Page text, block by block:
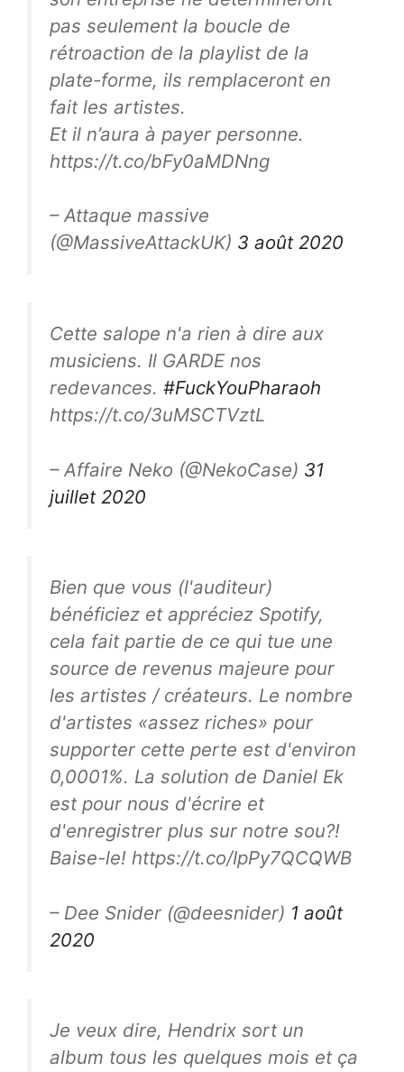
pas seulement la boucle de
rétroaction de la playlist de la
plate-forme, ils remplaceront en
fait les artistes.
Et il n’aura à payer personne.
https://t.co/bFy0aMDNng
– Attaque massive
(@MassiveAttackUK) 3 août 2020
Cette salope n'a rien à dire aux
musiciens. Il GARDE nos
redevances. #FuckYouPharaoh
https://t.co/3uMSCTVztL
– Affaire Neko (@NekoCase) 31
juillet 2020
Bien que vous (l'auditeur)
bénéficiez et appréciez Spotify,
cela fait partie de ce qui tue une
source de revenus majeure pour
les artistes / créateurs. Le nombre
d'artistes «assez riches» pour
supporter cette perte est d'environ
0,0001%. La solution de Daniel Ek
est pour nous d'écrire et
d'enregistrer plus sur notre sou?!
Baise-le! https://t.co/IpPy7QCQWB
– Dee Snider (@deesnider) 1 août
2020
Je veux dire, Hendrix sort un
album tous les quelques mois et ça